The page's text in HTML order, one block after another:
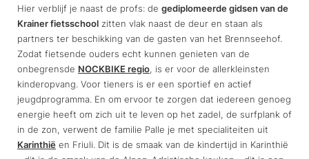
Hier verblijf je naast de profs: de gediplomeerde gidsen van de
Krainer fietsschool zitten vlak naast de deur en staan als
partners ter beschikking van de gasten van het Brennseehof.
Zodat fietsende ouders echt kunnen genieten van de
onbegrensde NOCKBIKE regio, is er voor de allerkleinsten
kinderopvang. Voor tieners is er een sportief en actief
jeugdprogramma. En om ervoor te zorgen dat iedereen genoeg
energie heeft om zich uit te leven op het zadel, de surfplank of
in de zon, verwent de familie Palle je met specialiteiten uit
Karinthië en Friuli. Dit is de smaak van de kindertijd in Karinthië